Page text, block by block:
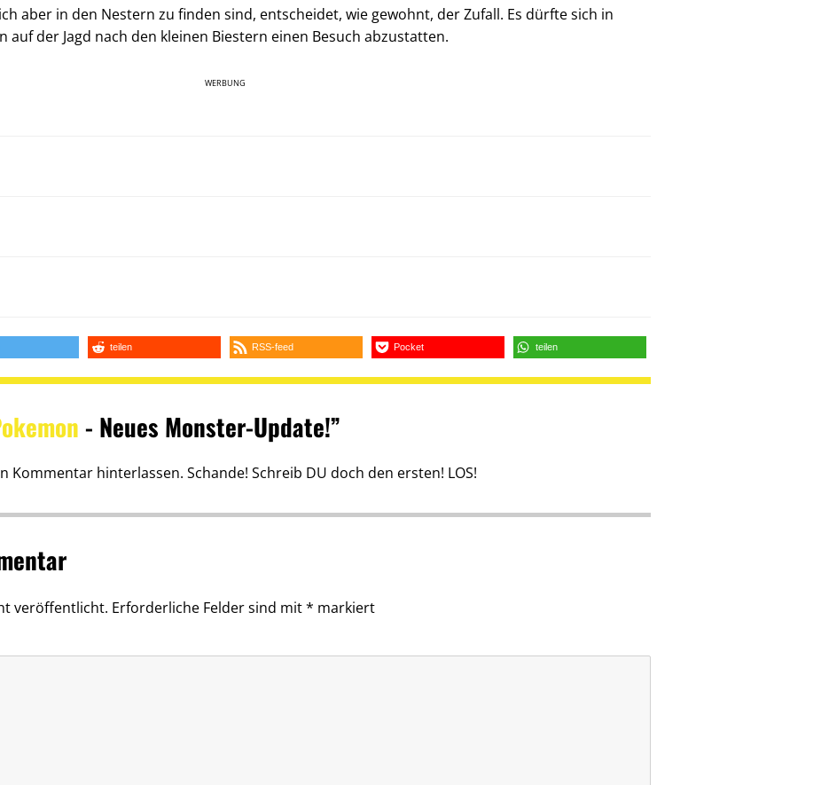
aber in den Nestern zu finden sind, entscheidet, wie gewohnt, der Zufall. Es dürfte sich in
auf der Jagd nach den kleinen Biestern einen Besuch abzustatten.
WERBUNG
teilen RSS-feed Pocket teilen
- Neues Monster-Update!”
Kommentar hinterlassen. Schande! Schreib DU doch den ersten! LOS!
veröffentlicht. Erforderliche Felder sind mit* markiert